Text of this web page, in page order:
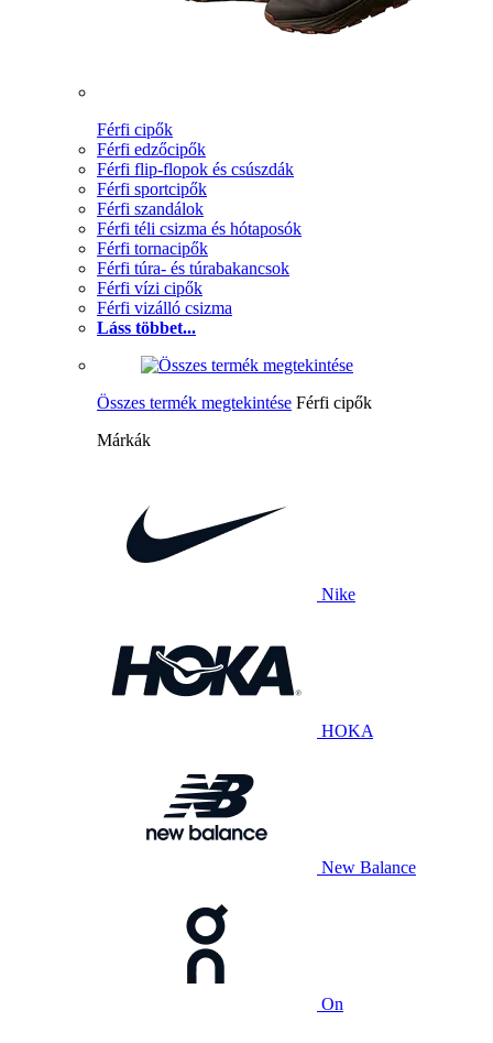
Férfi cipők
Férfi edzőcipők
Férfi flip-flopok és csúszdák
Férfi sportcipők
Férfi szandálok
Férfi téli csizma és hótaposók
Férfi tornacipők
Férfi túra- és túrabakancsok
Férfi vízi cipők
Férfi vizálló csizma
Láss többet...
Összes termék megtekintése Férfi cipők
Márkák
Nike
HOKA
New Balance
On